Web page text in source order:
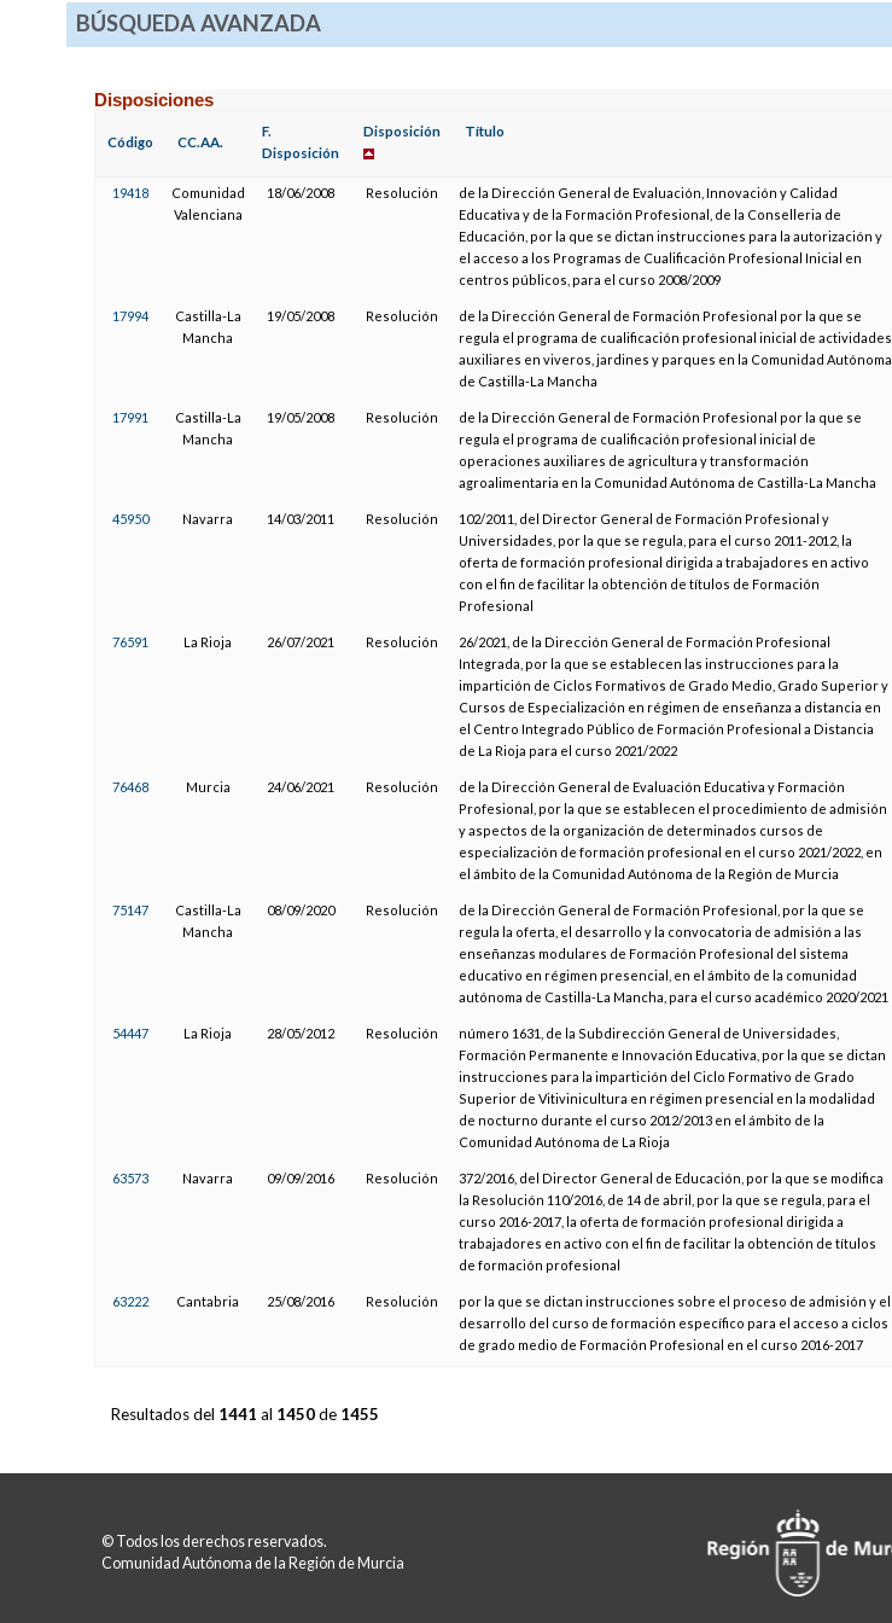
BÚSQUEDA AVANZADA
Disposiciones
Código CC.AA.
F.
Disposición
Disposición Título
19418
Comunidad
Valenciana
18/06/2008 Resolución
de la Dirección General de Evaluación, Innovación y Calidad
Educativa y de la Formación Profesional, de la Conselleria de
Educación, por la que se dictan instrucciones para la autorización y
el acceso a los Programas de Cualificación Profesional Inicial en
centros públicos, para el curso 2008/2009
17994
Castilla-La
Mancha
19/05/2008 Resolución
de la Dirección General de Formación Profesional por la que se
regula el programa de cualificación profesional inicial de actividades
auxiliares en viveros, jardines y parques en la Comunidad Autónoma
de Castilla-La Mancha
17991
Castilla-La
Mancha
19/05/2008 Resolución
de la Dirección General de Formación Profesional por la que se
regula el programa de cualificación profesional inicial de
operaciones auxiliares de agricultura y transformación
agroalimentaria en la Comunidad Autónoma de Castilla-La Mancha
45950 Navarra 14/03/2011 Resolución
102/2011, del Director General de Formación Profesional y
Universidades, por la que se regula, para el curso 2011-2012, la
oferta de formación profesional dirigida a trabajadores en activo
con el fin de facilitar la obtención de títulos de Formación
Profesional
76591 La Rioja 26/07/2021 Resolución
26/2021, de la Dirección General de Formación Profesional
Integrada, por la que se establecen las instrucciones para la
impartición de Ciclos Formativos de Grado Medio, Grado Superior y
Cursos de Especialización en régimen de enseñanza a distancia en
el Centro Integrado Público de Formación Profesional a Distancia
de La Rioja para el curso 2021/2022
76468 Murcia 24/06/2021 Resolución
de la Dirección General de Evaluación Educativa y Formación
Profesional, por la que se establecen el procedimiento de admisión
y aspectos de la organización de determinados cursos de
especialización de formación profesional en el curso 2021/2022, en
el ámbito de la Comunidad Autónoma de la Región de Murcia
75147
Castilla-La
Mancha
08/09/2020 Resolución
de la Dirección General de Formación Profesional, por la que se
regula la oferta, el desarrollo y la convocatoria de admisión a las
enseñanzas modulares de Formación Profesional del sistema
educativo en régimen presencial, en el ámbito de la comunidad
autónoma de Castilla-La Mancha, para el curso académico 2020/2021
54447 La Rioja 28/05/2012 Resolución
número 1631, de la Subdirección General de Universidades,
Formación Permanente e Innovación Educativa, por la que se dictan
instrucciones para la impartición del Ciclo Formativo de Grado
Superior de Vitivinicultura en régimen presencial en la modalidad
de nocturno durante el curso 2012/2013 en el ámbito de la
Comunidad Autónoma de La Rioja
63573 Navarra 09/09/2016 Resolución
372/2016, del Director General de Educación, por la que se modifica
la Resolución 110/2016, de 14 de abril, por la que se regula, para el
curso 2016-2017, la oferta de formación profesional dirigida a
trabajadores en activo con el fin de facilitar la obtención de títulos
de formación profesional
63222 Cantabria 25/08/2016 Resolución
por la que se dictan instrucciones sobre el proceso de admisión y el
desarrollo del curso de formación específico para el acceso a ciclos
de grado medio de Formación Profesional en el curso 2016-2017
Resultados del 1441 al 1450de 1455
© Todos los derechos reservados.
Comunidad Autónoma de la Región de Murcia